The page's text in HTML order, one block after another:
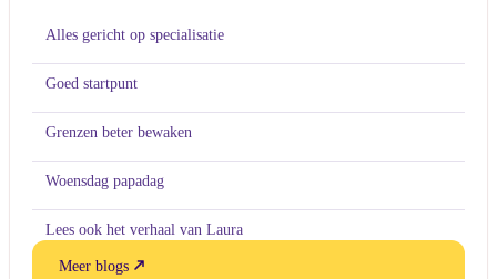
Alles gericht op specialisatie
Goed startpunt
Grenzen beter bewaken
Woensdag papadag
Lees ook het verhaal van Laura
Meer blogs